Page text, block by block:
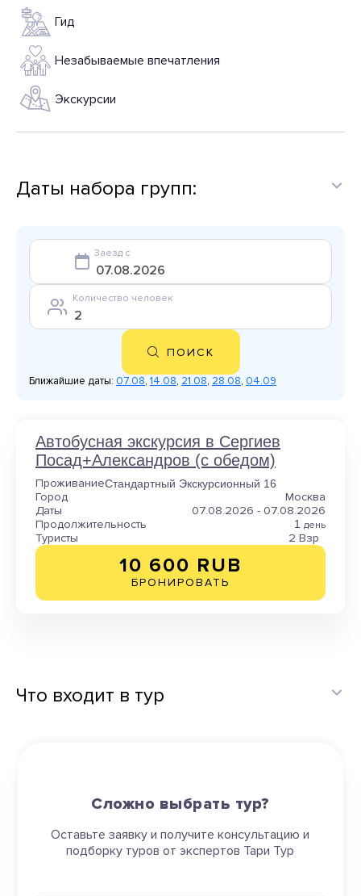
Гид
Незабываемые впечатления
Экскурсии
Даты набора групп:
Заезд с
Количество человек
ПОИСК
Ближайшие даты: 07.08, 14.08, 21.08, 28.08, 04.09
Автобусная экскурсия в Сергиев
Посад+Александров (с обедом)
ПроживаниеСтандартный Экскурсионный 16
Город
Москва
Даты
07.08.2026 - 07.08.2026
Продолжительность
1 день
Туристы 2 Взр
10 600 RUB
БРОНИРОВАТЬ
Что входит в тур
Сложно выбрать тур?
Оставьте заявку и получите консультацию и
подборку туров от экспертов Тари Тур